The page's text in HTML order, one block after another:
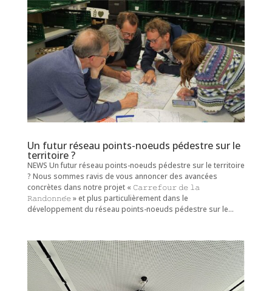
Un futur réseau points-noeuds pédestre sur le
territoire ?
NEWS Un futur réseau points-noeuds pédestre sur le territoire
? Nous sommes ravis de vous annoncer des avancées
concrètes dans notre projet « 𝙲𝚊𝚛𝚛𝚎𝚏𝚘𝚞𝚛 𝚍𝚎 𝚕𝚊
𝚁𝚊𝚗𝚍𝚘𝚗𝚗𝚎́𝚎 » et plus particulièrement dans le
développement du réseau points-noeuds pédestre sur le...